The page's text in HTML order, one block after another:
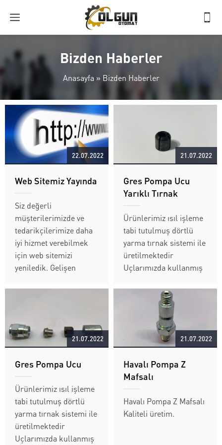
Bizden Haberler
Anasayfa » Bizden Haberler
22.07.2022
Web Sitemiz Yayında
Siz değerli
müşterilerimizde ve
tedarikçilerimize daha
iyi hizmet verebilmek
için web sitemizi
yeniledik. Gelişen
ayak uydurmayı hedef
tedarikçilerimize ve
müşterilerimize daha
hedeflemiştir....
21.07.2022
Gres Pompa Ucu
Yarıklı Tırnak
Ürünlerimiz ısıl işleme
tabi tutulmuş dörtlü
yarma tırnak sistemi ile
üretilmektedir
Uçlarımızda kullanmış
özel üretim tırnak
yarma makinemiz ile
standart olarak
üretilmektedir.
Mamullerimizde
olduğumuz tapa vazifesi
gören yarı mamul
21.07.2022
Gres Pompa Ucu
Ürünlerimiz ısıl işleme
tabi tutulmuş dörtlü
yarma tırnak sistemi ile
üretilmektedir
Uçlarımızda kullanmış
21.07.2022
Havalı Pompa Z
Mafsalı
Havalı Pompa Z Mafsalı
Kaliteli üretim.